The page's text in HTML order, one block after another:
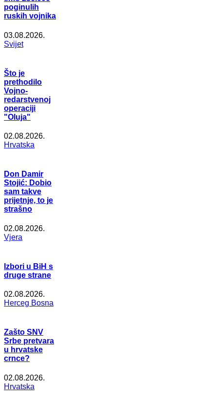
poginulih
ruskih vojnika
03.08.2026.
Svijet
Što je
prethodilo
Vojno-
redarstvenoj
operaciji
"Oluja"
02.08.2026.
Hrvatska
Don Damir
Stojić: Dobio
sam takve
prijetnje, to je
strašno
02.08.2026.
Vjera
Izbori u BiH s
druge strane
02.08.2026.
Herceg Bosna
Zašto SNV
Srbe pretvara
u hrvatske
crnce?
02.08.2026.
Hrvatska